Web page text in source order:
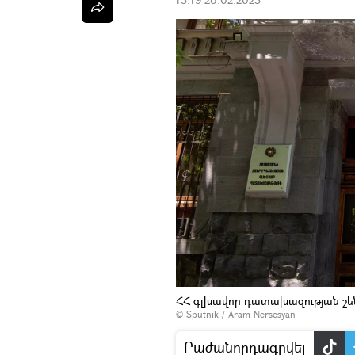
ՀՀ գլխավոր դատախազության
© Sputnik / Aram Nersesyan
Բաժանորդագրվել